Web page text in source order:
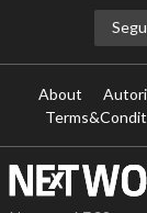
About Autori